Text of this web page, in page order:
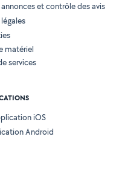
et contrôle des avis
matériel
services
iOS
Android